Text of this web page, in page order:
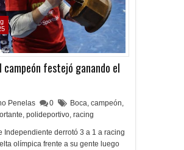
campeón festejó ganando el
Penelas 0 Boca, campeón,
, polideportivo, racing
Independiente derrotó 3 a 1 a racing
olímpica frente a su gente luego